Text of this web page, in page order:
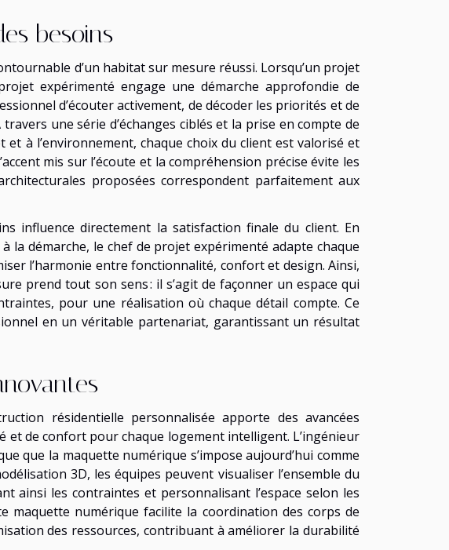
besoins
d’un habitat sur mesure réussi. Lorsqu’un projet
expérimenté engage une démarche approfondie de
d’écouter activement, de décoder les priorités et de
une série d’échanges ciblés et la prise en compte de
à l’environnement, chaque choix du client est valorisé et
mis sur l’écoute et la compréhension précise évite les
proposées correspondent parfaitement aux
influence directement la satisfaction finale du client. En
la démarche, le chef de projet expérimenté adapte chaque
l’harmonie entre fonctionnalité, confort et design. Ainsi,
prend tout son sens : il s’agit de façonner un espace qui
pour une réalisation où chaque détail compte. Ce
en un véritable partenariat, garantissant un résultat
résidentielle personnalisée apporte des avancées
et de confort pour chaque logement intelligent. L’ingénieur
que la maquette numérique s’impose aujourd’hui comme
3D, les équipes peuvent visualiser l’ensemble du
ainsi les contraintes et personnalisant l’espace selon les
maquette numérique facilite la coordination des corps de
des ressources, contribuant à améliorer la durabilité